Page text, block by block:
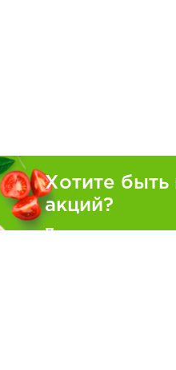
Хотите быть
акций?
Подпишитесь на